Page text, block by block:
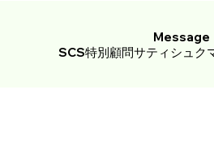
Message
SCS特別顧問サティシュク